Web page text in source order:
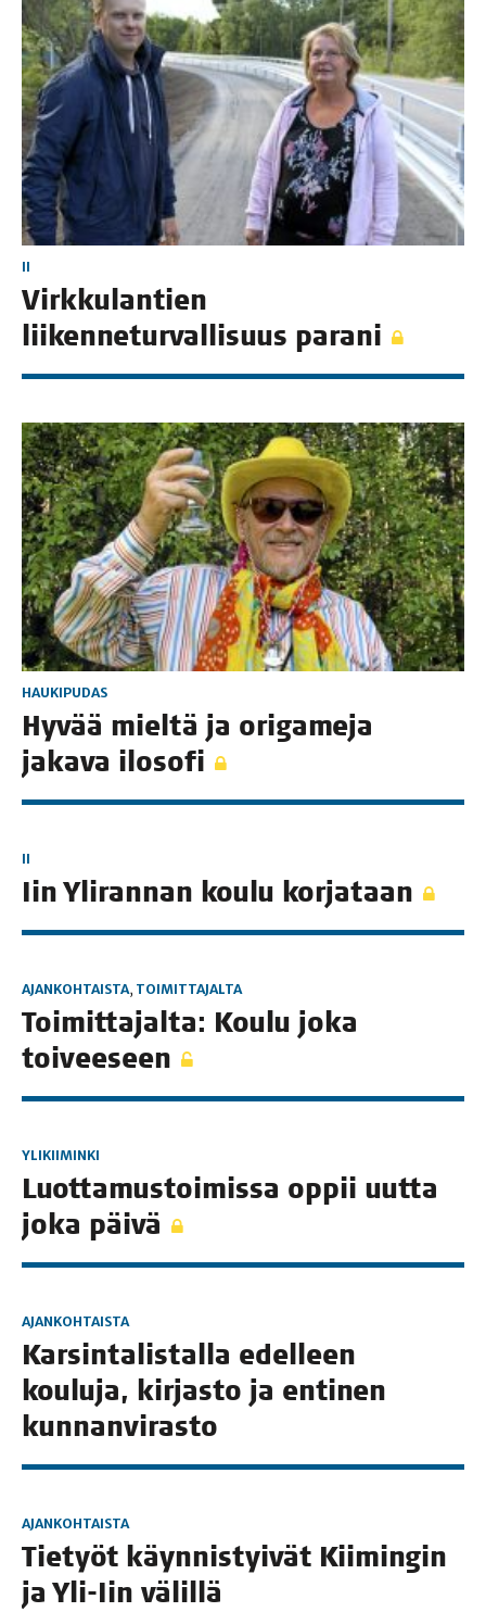
II
Virk­ku­lan­tien
lii­ken­ne­tur­val­li­suus parani
HAUKIPUDAS
Hyvää miel­tä ja ori­ga­me­ja
jaka­va ilosofi
II
Iin Yli­ran­nan kou­lu korjataan
AJANKOHTAISTA, TOIMITTAJALTA
Toi­mit­ta­jal­ta: Kou­lu joka
toiveeseen
YLIKIIMINKI
Luot­ta­mus­toi­mis­sa oppii uut­ta
joka päivä
AJANKOHTAISTA
Kar­sin­ta­lis­tal­la edel­leen
kou­lu­ja, kir­jas­to ja enti­nen
kunnanvirasto
AJANKOHTAISTA
Tie­työt käyn­nis­tyi­vät Kii­min­gin
ja Yli-Iin välillä